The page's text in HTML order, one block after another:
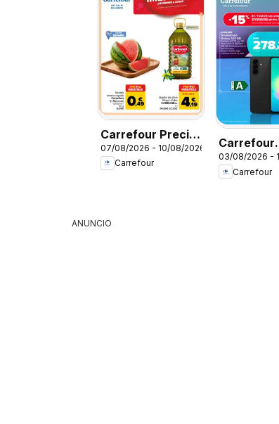
Carrefour Precio
Imbatible
07/08/2026 - 10/08/2026
Carrefour
Carrefour
Samsung
03/08/2026 -
Carrefour
ANUNCIO